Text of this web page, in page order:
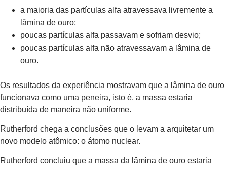
a maioria das partículas alfa atravessava livremente a
lâmina de ouro;
poucas partículas alfa passavam e sofriam desvio;
poucas partículas alfa não atravessavam a lâmina de
ouro.
Os resultados da experiência mostravam que a lâmina de ouro
funcionava como uma peneira, isto é, a massa estaria
distribuída de maneira não uniforme.
Rutherford chega a conclusões que o levam a arquitetar um
novo modelo atômico: o átomo nuclear.
Rutherford concluiu que a massa da lâmina de ouro estaria